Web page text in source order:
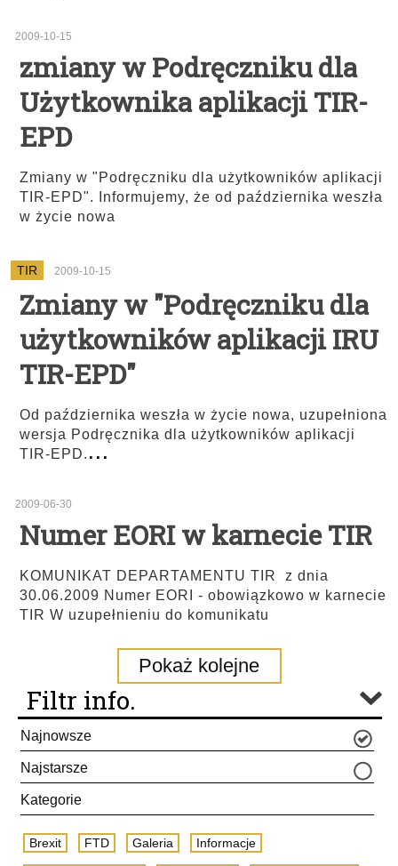
2009-10-15
zmiany w Podręczniku dla
Użytkownika aplikacji TIR-
EPD
Zmiany w "Podręczniku dla użytkowników aplikacji
TIR-EPD". Informujemy, że od października weszła
w życie nowa
TIR 2009-10-15
Zmiany w "Podręczniku dla
użytkowników aplikacji IRU
TIR-EPD"
Od października weszła w życie nowa, uzupełniona
wersja Podręcznika dla użytkowników aplikacji
TIR-EPD....
2009-06-30
Numer EORI w karnecie TIR
KOMUNIKAT DEPARTAMENTU TIR z dnia
30.06.2009 Numer EORI - obowiązkowo w karnecie
TIR W uzupełnieniu do komunikatu
Pokaż kolejne
Filtr info.
Najnowsze
Najstarsze
Kategorie
Brexit FTD Galeria Informacje